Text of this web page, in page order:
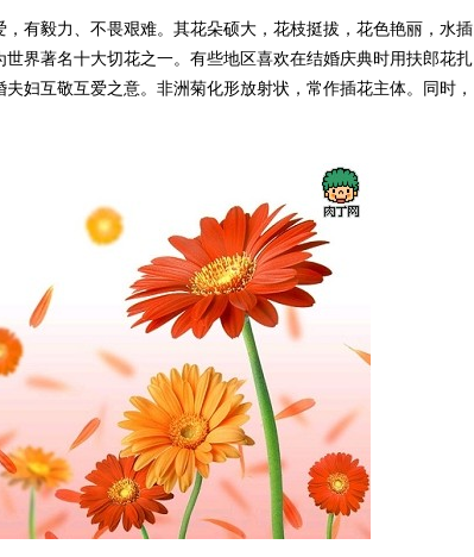
毅力、不畏艰难。其花朵硕大，花枝挺拔，花色艳丽，水插
界著名十大切花之一。有些地区喜欢在结婚庆典时用扶郎花扎
妇互敬互爱之意。非洲菊化形放射状，常作插花主体。同时，